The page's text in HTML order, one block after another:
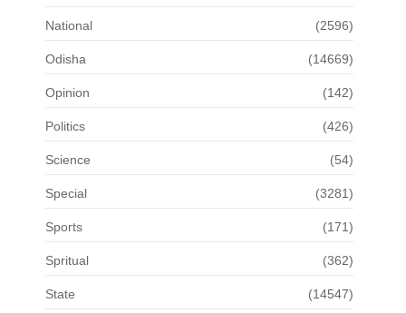
National (2596)
Odisha (14669)
Opinion (142)
Politics (426)
Science (54)
Special (3281)
Sports (171)
Spritual (362)
State (14547)